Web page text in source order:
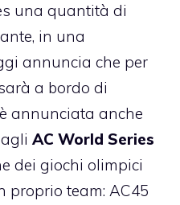
una quantità di
in una
annuncia che per
a bordo di
annunciata anche
AC World Series
dei giochi olimpici
proprio team: AC45